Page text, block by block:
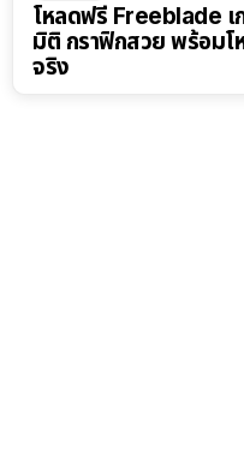
โหลดฟรี Freeblade
มิติ กราฟิกสวย พร้อม
จริง